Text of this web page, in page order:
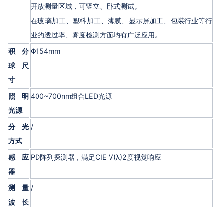
开放测量区域，可竖立、卧式测试。
在玻璃加工、塑料加工、薄膜、显示屏加工、包装行业等行
业的透过率、雾度检测方面均有广泛应用。
积分
球尺
寸
Φ154mm
照明
光源
400~700nm组合LED光源
分光
方式
/
感应
器
PD阵列探测器，满足CIE V(λ)2度视觉响应
测量
波长
/